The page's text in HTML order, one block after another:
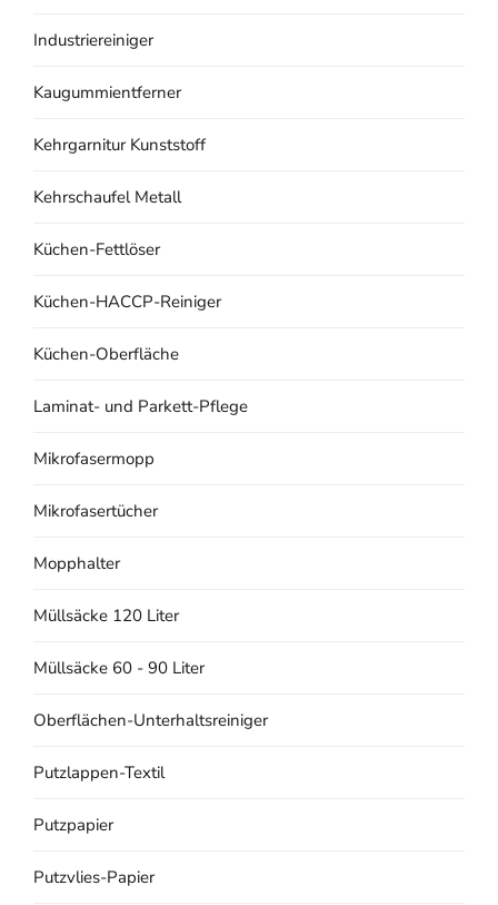
Industriereiniger
Kaugummientferner
Kehrgarnitur Kunststoff
Kehrschaufel Metall
Küchen-Fettlöser
Küchen-HACCP-Reiniger
Küchen-Oberfläche
Laminat- und Parkett-Pflege
Mikrofasermopp
Mikrofasertücher
Mopphalter
Müllsäcke 120 Liter
Müllsäcke 60 - 90 Liter
Oberflächen-Unterhaltsreiniger
Putzlappen-Textil
Putzpapier
Putzvlies-Papier